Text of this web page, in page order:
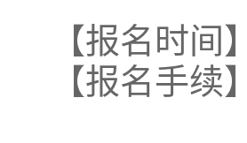
【报名时间
【报名手续】